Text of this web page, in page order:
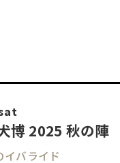
博 2025 秋の陣
イバライド